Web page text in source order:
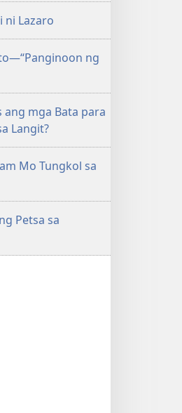
ni Lazaro
ng
ang mga Bata para
Langit?
Mo Tungkol sa
Petsa sa